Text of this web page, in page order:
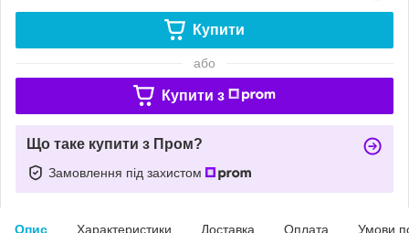
Купити
або
Купити з
Що таке купити з Пром?
Замовлення під захистом
Опис Характеристики Доставка Оплата Умови